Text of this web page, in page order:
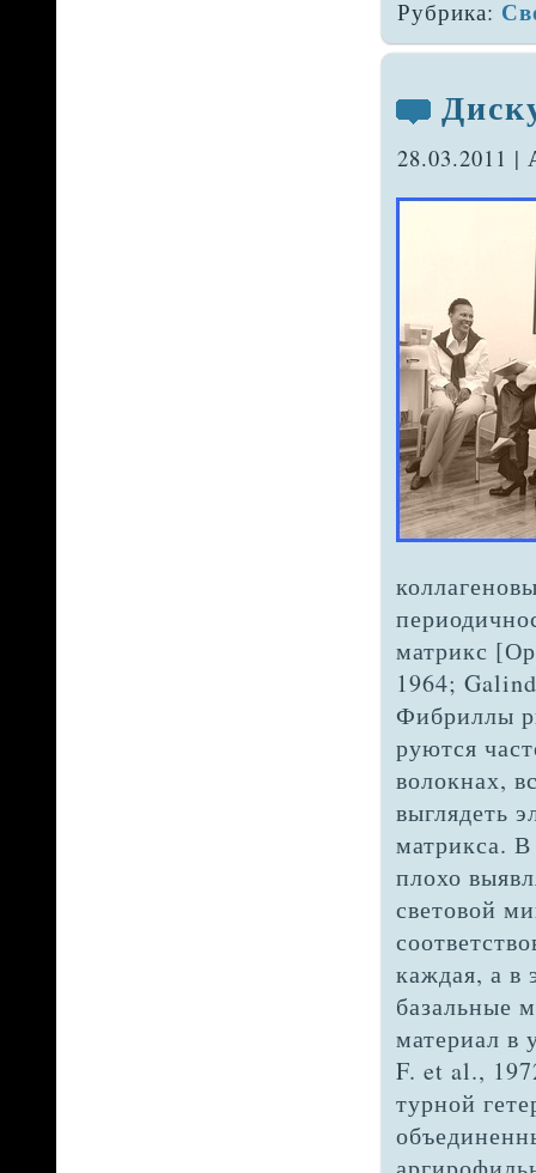
Рубрика:
28.03.2011
матрикс
1964;
Фибриллы
руются
волокнах,
выглядеть
матрикса.
плохо
световой
каждая, а в
базальные
материал в
F. et al.,
турной